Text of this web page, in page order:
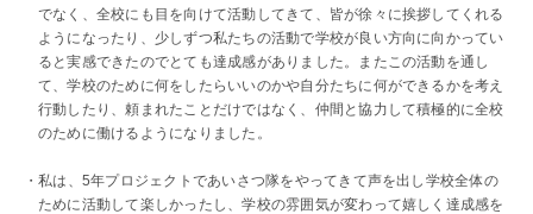
でなく、全校にも目を向けて活動してきて、皆が徐々に挨拶してくれる
ようになったり、少しずつ私たちの活動で学校が良い方向に向かってい
ると実感できたのでとても達成感がありました。またこの活動を通し
て、学校のために何をしたらいいのかや自分たちに何ができるかを考え
行動したり、頼まれたことだけではなく、仲間と協力して積極的に全校
のために働けるようになりました。
・私は、5年プロジェクトであいさつ隊をやってきて声を出し学校全体の
ために活動して楽しかったし、学校の雰囲気が変わって嬉しく達成感を